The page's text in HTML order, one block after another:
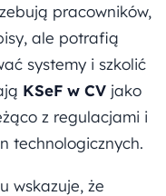
pracowników,
ale potrafią
systemy i szkolić
KSeF w CV jako
z regulacjami i
technologicznych.
wskazuje, że